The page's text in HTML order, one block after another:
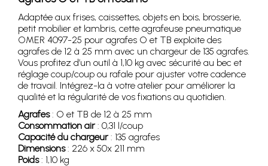
Adaptée aux frises, caissettes, objets en bois, brosserie,
petit mobilier et lambris, cette agrafeuse pneumatique
OMER 4097-25 pour agrafes O et TB exploite des
agrafes de 12 à 25 mm avec un chargeur de 135 agrafes.
Vous profitez d’un outil à 1,10 kg avec sécurité au bec et
réglage coup/coup ou rafale pour ajuster votre cadence
de travail. Intégrez-la à votre atelier pour améliorer la
qualité et la régularité de vos fixations au quotidien.
Agrafes: O et TB de 12 à 25 mm
Consommation air: 0,31 l/coup
Capacité du chargeur: 135 agrafes
Dimensions: 226 x 50x 211 mm
Poids: 1,10 kg